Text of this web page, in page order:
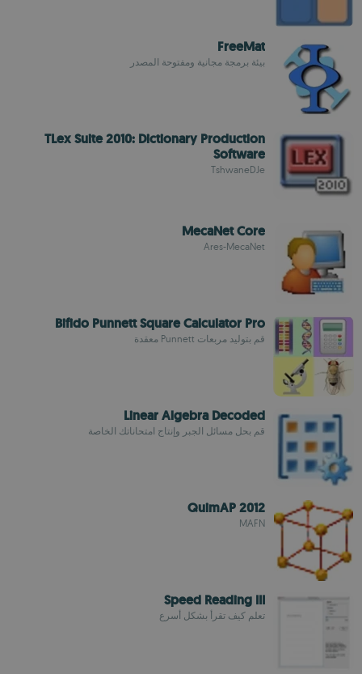
FreeMat
بيئة برمجة مجانية ومفتوحة المصدر
TLex Suite 2010: Dictionary Production
Software
TshwaneDJe
MecaNet Core
Ares-MecaNet
Bifido Punnett Square Calculator Pro
قم بتوليد مربعات Punnett معقدة
Linear Algebra Decoded
قم بحل مسائل الجبر وإنتاج امتحاناتك الخاصة
QuimAP 2012
MAFN
Speed Reading III
تعلم كيف تقرأ بشكل أسرع